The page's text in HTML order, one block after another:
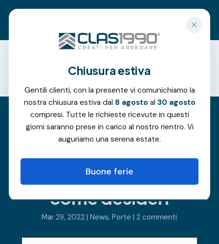
Chiusura estiva
Gentili clienti, con la presente vi comunichiamo la
nostra chiusura estiva dal 8 agosto al 30 agosto
compresi. Tutte le richieste ricevute in questi
giorni saranno prese in carico al nostro rientro. Vi
auguriamo una serena estate.
Buone ferie
Porte Bertolotto,
per modellare
spazio e design
come desideri
Mar 29, 2022 |News,Porte |2 commenti